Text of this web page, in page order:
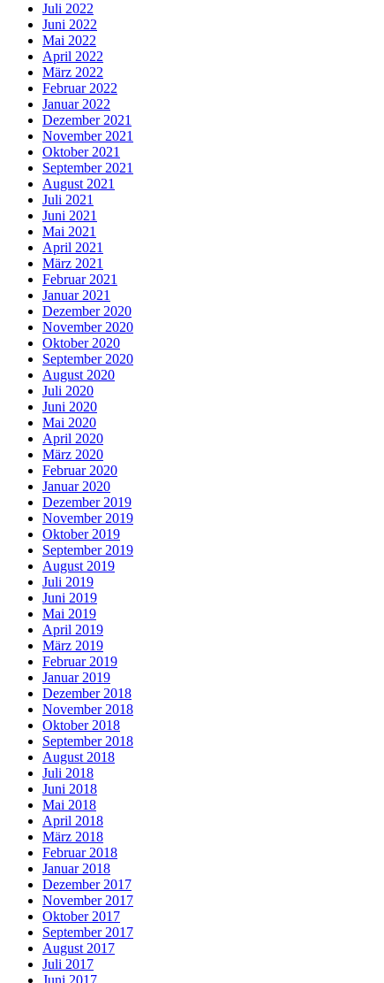
Juli 2022
Juni 2022
Mai 2022
April 2022
März 2022
Februar 2022
Januar 2022
Dezember 2021
November 2021
Oktober 2021
September 2021
August 2021
Juli 2021
Juni 2021
Mai 2021
April 2021
März 2021
Februar 2021
Januar 2021
Dezember 2020
November 2020
Oktober 2020
September 2020
August 2020
Juli 2020
Juni 2020
Mai 2020
April 2020
März 2020
Februar 2020
Januar 2020
Dezember 2019
November 2019
Oktober 2019
September 2019
August 2019
Juli 2019
Juni 2019
Mai 2019
April 2019
März 2019
Februar 2019
Januar 2019
Dezember 2018
November 2018
Oktober 2018
September 2018
August 2018
Juli 2018
Juni 2018
Mai 2018
April 2018
März 2018
Februar 2018
Januar 2018
Dezember 2017
November 2017
Oktober 2017
September 2017
August 2017
Juli 2017
Juni 2017